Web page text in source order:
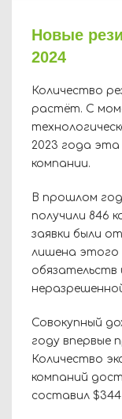
Новые
2024
Количество
растёт. С
2023 года эта
компании.
В прошлом
получили 846
заявки были
лишена этого
обязательств
Совокупный
году впервые
Количество
компаний
составил